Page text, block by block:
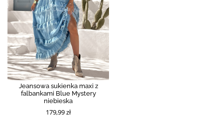
Jeansowa sukienka maxi z
falbankami Blue Mystery
niebieska
179,99 zł